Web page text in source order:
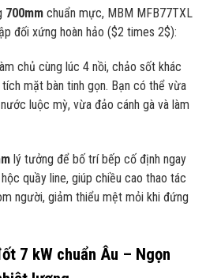
700mm chuẩn mực, MBM MFB77TXL
đối xứng hoàn hảo ($2 times 2$):
chủ cùng lúc 4 nồi, chảo sốt khác
mặt bàn tinh gọn. Bạn có thể vừa
luộc mỳ, vừa đảo cánh gà và làm
lý tưởng để bố trí bếp cố định ngay
quầy line, giúp chiều cao thao tác
người, giảm thiểu mệt mỏi khi đứng
7 kW chuẩn Âu – Ngọn